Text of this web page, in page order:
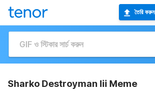
তৈরি করুন
Sharko Destroyman Iii Meme